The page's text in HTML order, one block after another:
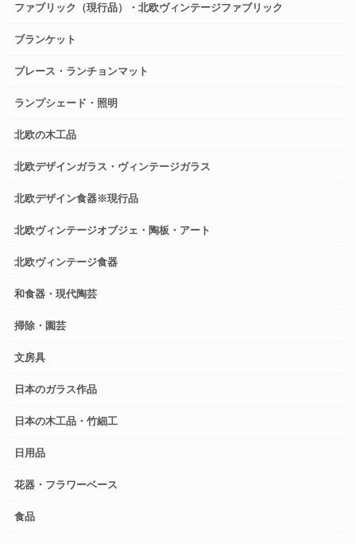
ファブリック（現行品）・北欧ヴィンテージファブリック
ブランケット
プレース・ランチョンマット
ランプシェード・照明
北欧の木工品
北欧デザインガラス・ヴィンテージガラス
北欧デザイン食器※現行品
北欧ヴィンテージオブジェ・陶板・アート
北欧ヴィンテージ食器
和食器・現代陶芸
掃除・園芸
文房具
日本のガラス作品
日本の木工品・竹細工
日用品
花器・フラワーベース
食品